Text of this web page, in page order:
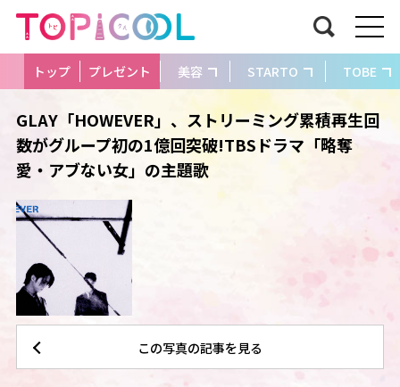
トップ プレゼント 美容 STARTO TOBE
GLAY「HOWEVER」、ストリーミング累積再生回
数がグループ初の1億回突破!TBSドラマ「略奪
愛・アブない女」の主題歌
この写真の記事を見る